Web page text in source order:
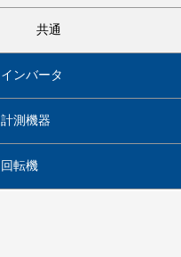
共通
インバータ
計測機器
回転機